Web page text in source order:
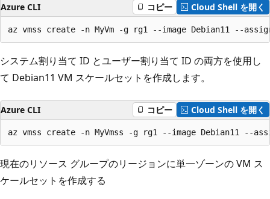
Azure CLI コピー Cloud Shell を開く
az vmss create -n MyVm -g rg1 --image Debian11 --
システム割り当て ID とユーザー割り当て ID の両方を使用し
て Debian11 VM スケールセットを作成します。
Azure CLI コピー Cloud Shell を開く
az vmss create -n MyVmss -g rg1 --image Debian11 --
現在のリソース グループのリージョンに単一ゾーンの VM ス
ケールセットを作成する